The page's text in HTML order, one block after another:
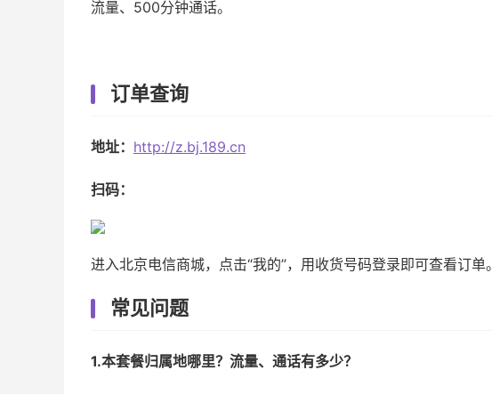
流量、500分钟通话。
订单查询
地址： http://z.bj.189.cn
扫码：
进入北京电信商城，点击“我的”，用收货号码登录即可查看订单。
常见问题
1.本套餐归属地哪里？流量、通话有多少？